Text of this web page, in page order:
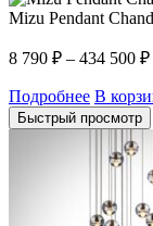
Mizu Pendant
8 790 ₽ – 434 500 ₽
Подробнее В
Быстрый просмотр